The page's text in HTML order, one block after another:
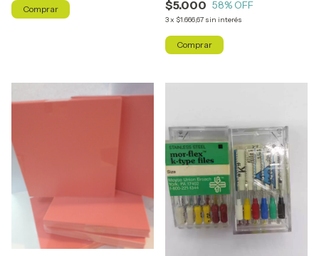
$5.000 58% OFF
3x $1.666,67 sin interés